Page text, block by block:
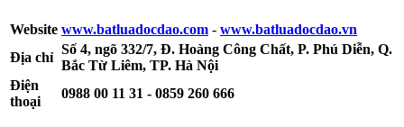
Website www.batluadocdao.com - www.batluadocdao.vn
Địa chỉ
Số 4, ngõ 332/7, Đ. Hoàng Công Chất, P. Phú Diễn, Q.
Bắc Từ Liêm, TP. Hà Nội
Điện
thoại
0988 00 11 31 - 0859 260 666